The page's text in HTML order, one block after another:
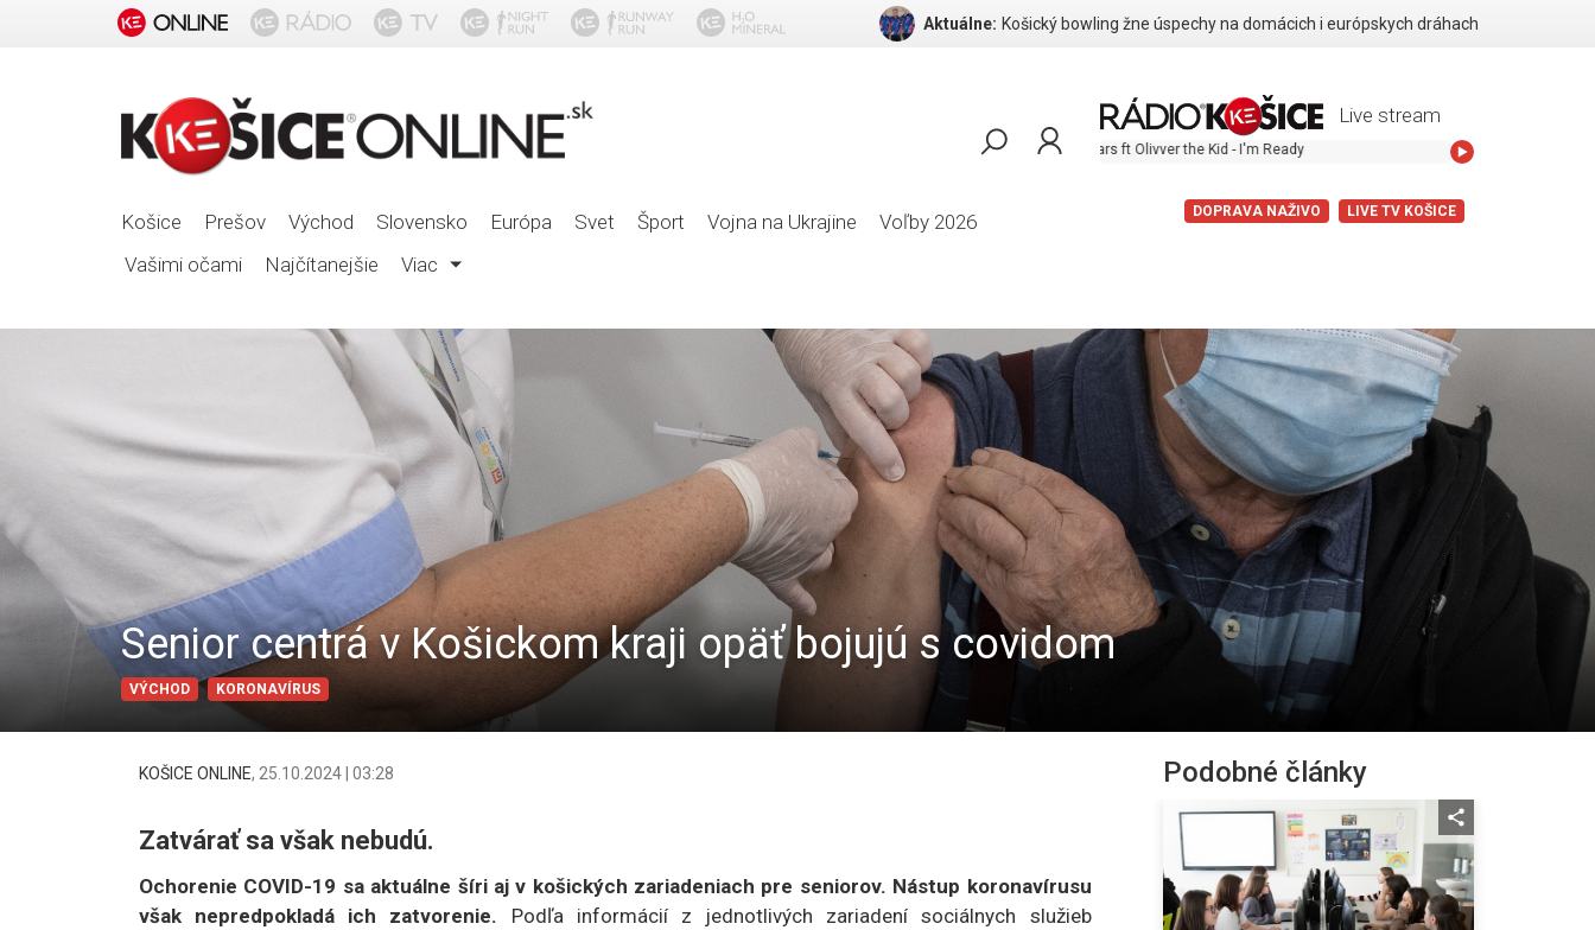
Aktuálne: Košický bowling žne úspechy na domácich i európskych dráhach
Košice Prešov Východ Slovensko Európa Svet Šport Vojna na Ukrajine
Voľby 2026
Vašimi očami
Najčítanejšie Viac
Live stream
Skizzy Mars ft Olivver the Kid - I'm Ready
DOPRAVA NAŽIVO LIVE TV KOŠICE
Senior centrá v Košickom kraji opäť bojujú s covidom
VÝCHOD KORONAVÍRUS
KOŠICE ONLINE, 25.10.2024 | 03:28
Zatvárať sa však nebudú.
Ochorenie COVID-19 sa aktuálne šíri aj v košických zariadeniach pre seniorov. Nástup koronavírusu
však nepredpokladá ich zatvorenie. Podľa informácií z jednotlivých zariadení sociálnych služieb
Podobné články